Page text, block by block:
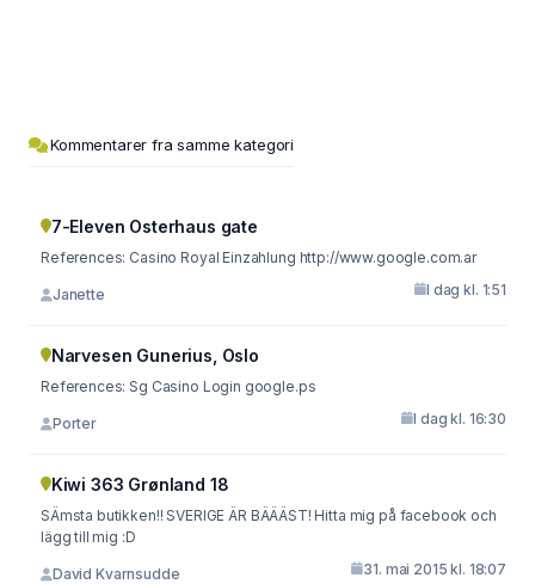
Kommentarer fra samme kategori
7-Eleven Osterhaus gate
References: Casino Royal Einzahlung http://www.google.com.ar
Janette I dag kl. 1:51
Narvesen Gunerius, Oslo
References: Sg Casino Login google.ps
Porter I dag kl. 16:30
Kiwi 363 Grønland 18
SÄmsta butikken!! SVERIGE ÄR BÄÄÄST! Hitta mig på facebook och
lägg till mig :D
David Kvarnsudde 31. mai 2015 kl. 18:07